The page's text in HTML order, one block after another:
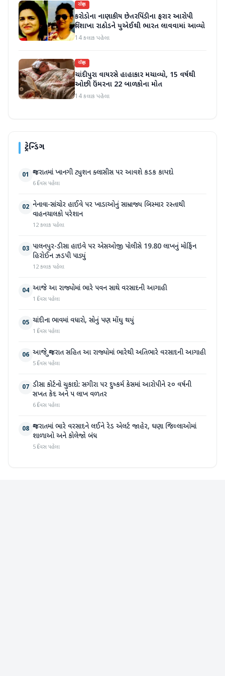
રાષ્ટ્રીય
કરોડોના નાણાકીય છેતરપિંડીના ફરાર આરોપી
વિશાખા રાઠોડને યુએઈથી ભારત લાવવામાં આવ્યો
14 કલાક પહેલા
રાષ્ટ્રીય
ચાંદીપુરા વાયરસે હાહાકાર મચાવ્યો, 15 વર્ષથી
ઓછી ઉંમરના 22 બાળકોના મોત
14 કલાક પહેલા
ટ્રેન્ડિંગ
01 ગુજરાતમાં ખાનગી ટ્યુશન ક્લાસીસ પર આવશે કડક કાયદો
6 દિવસ પહેલા
02 નેનાવા-સાંચોર હાઈવે પર ખાડાઓનું સામ્રાજ્ય બિસ્માર રસ્તાથી
વાહનચાલકો પરેશાન
12 કલાક પહેલા
03 પાલનપુર-ડીસા હાઇવે પર એસઓજી પોલીસે 19.80 લાખનું મોર્ફિન
હિરોઈન ઝડપી પાડ્યું
12 કલાક પહેલા
04 આજે આ રાજ્યોમાં ભારે પવન સાથે વરસાદની આગાહી
1 દિવસ પહેલા
05 ચાંદીના ભાવમાં વધારો, સોનું પણ મોંઘુ થયું
1 દિવસ પહેલા
06 આજે ગુજરાત સહિત આ રાજ્યોમાં ભારેથી અતિભારે વરસાદની આગાહી
5 દિવસ પહેલા
07 ડીસા કોર્ટનો ચુકાદો: સગીરા પર દુષ્કર્મ કેસમાં આરોપીને ૨૦ વર્ષની
સખત કેદ અને ૫ લાખ વળતર
6 દિવસ પહેલા
08 ગુજરાતમાં ભારે વરસાદને લઈને રેડ એલર્ટ જાહેર, ઘણા જિલ્લાઓમાં
શાળાઓ અને કોલેજો બંધ
5 દિવસ પહેલા